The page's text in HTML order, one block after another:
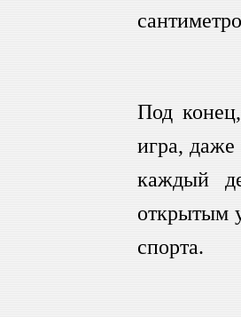
Под
игра, даже
каждый
открытым
спорта.